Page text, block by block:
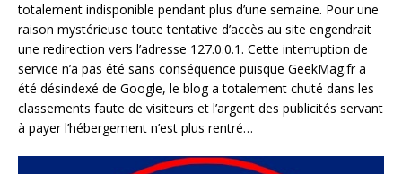
totalement indisponible pendant plus d’une semaine. Pour une
raison mystérieuse toute tentative d’accès au site engendrait
une redirection vers l’adresse 127.0.0.1. Cette interruption de
service n’a pas été sans conséquence puisque GeekMag.fr a
été désindexé de Google, le blog a totalement chuté dans les
classements faute de visiteurs et l’argent des publicités servant
à payer l’hébergement n’est plus rentré…